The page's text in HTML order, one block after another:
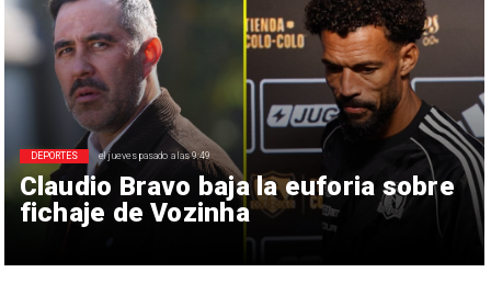
Claudio Bravo baja la euforia sobre
fichaje de Vozinha
DEPORTES el jueves pasado a las 9:49